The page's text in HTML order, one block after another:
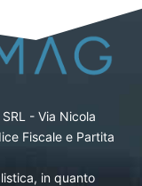
- Via Nicola
Fiscale e Partita
in quanto